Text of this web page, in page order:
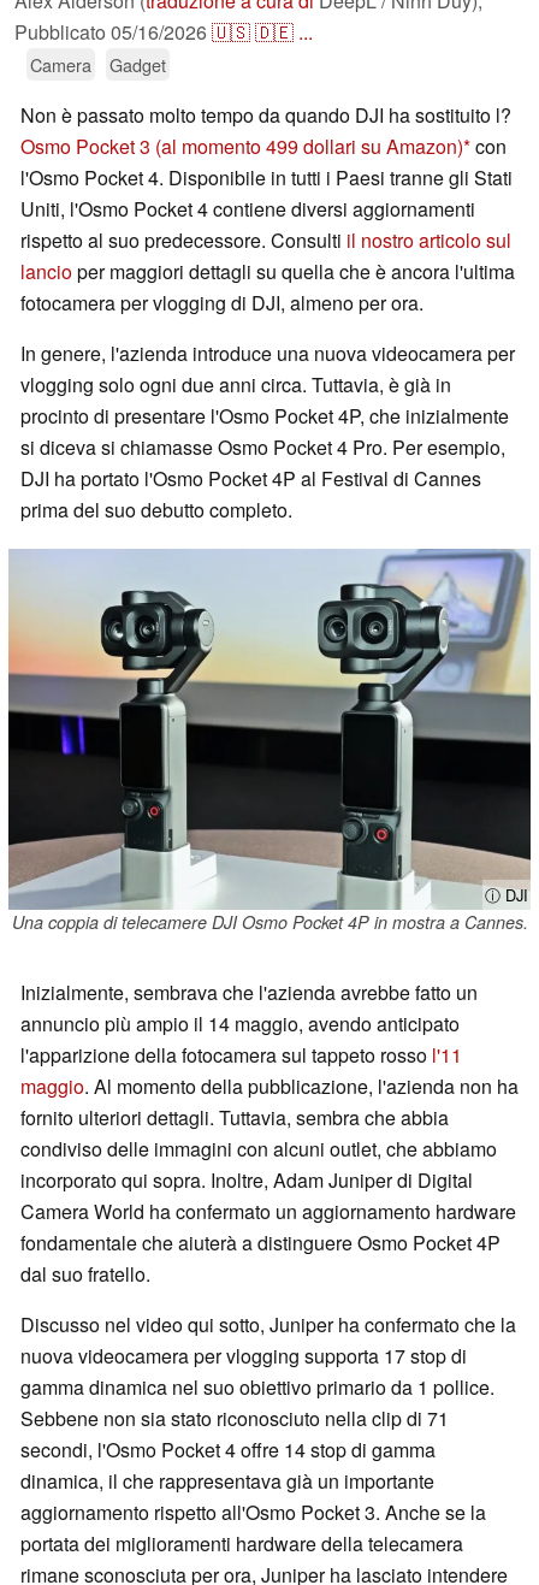
Pubblicato 05/16/2026🇺🇸🇩🇪 ...
Camera Gadget
Non è passato molto tempo da quando DJI ha sostituito l?
Osmo Pocket 3 (al momento 499 dollari su Amazon) con
l'Osmo Pocket 4. Disponibile in tutti i Paesi tranne gli Stati
Uniti, l'Osmo Pocket 4 contiene diversi aggiornamenti
rispetto al suo predecessore. Consulti il nostro articolo sul
lancioper maggiori dettagli su quella che è ancora l'ultima
fotocamera per vlogging di DJI, almeno per ora.
In genere, l'azienda introduce una nuova videocamera per
vlogging solo ogni due anni circa. Tuttavia, è già in
procinto di presentare l'Osmo Pocket 4P, che inizialmente
si diceva si chiamasse Osmo Pocket 4 Pro. Per esempio,
DJI ha portato l'Osmo Pocket 4P al Festival di Cannes
prima del suo debutto completo.
ⓘ DJI
Una coppia di telecamere DJI Osmo Pocket 4P in mostra a Cannes.
Inizialmente, sembrava che l'azienda avrebbe fatto un
annuncio più ampio il 14 maggio, avendo anticipato
l'apparizione della fotocamera sul tappeto rosso l'11
maggio. Al momento della pubblicazione, l'azienda non ha
fornito ulteriori dettagli. Tuttavia, sembra che abbia
condiviso delle immagini con alcuni outlet, che abbiamo
incorporato qui sopra. Inoltre, Adam Juniper di Digital
Camera World ha confermato un aggiornamento hardware
fondamentale che aiuterà a distinguere Osmo Pocket 4P
dal suo fratello.
Discusso nel video qui sotto, Juniper ha confermato che la
nuova videocamera per vlogging supporta 17 stop di
gamma dinamica nel suo obiettivo primario da 1 pollice.
Sebbene non sia stato riconosciuto nella clip di 71
secondi, l'Osmo Pocket 4 offre 14 stop di gamma
dinamica, il che rappresentava già un importante
aggiornamento rispetto all'Osmo Pocket 3. Anche se la
portata dei miglioramenti hardware della telecamera
rimane sconosciuta per ora, Juniper ha lasciato intendere